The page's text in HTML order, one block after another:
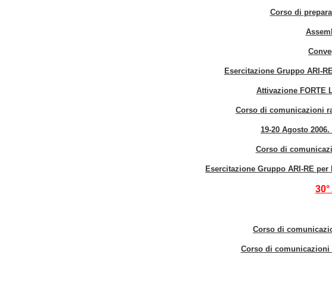
Corso di
Esercitazione Gruppo ARI-
Attivazione FORTE
Corso di comunicazioni
19-20 Agosto
Corso di
Esercitazione Gruppo ARI-RE
Corso di
Corso di comunicazioni